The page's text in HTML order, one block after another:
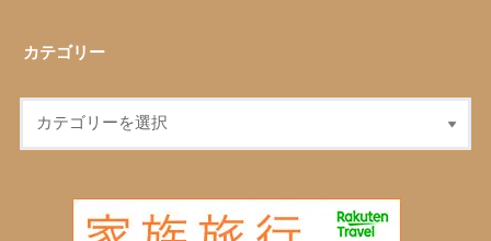
カテゴリー